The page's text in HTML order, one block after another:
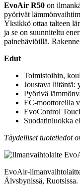
EvoAir R50 on
pyörivät
Yksikkö ottaa talteen
ja se on suunniteltu
painehäviöillä.
Edut
Toimistoihin,
Joustava liitäntä:
Pyörivä
EC-moottoreilla
EvoControl
Suodatinluokka
Täydelliset tuotetiedot
EvoAir-
Älvsbynissä, Ruotsissa.